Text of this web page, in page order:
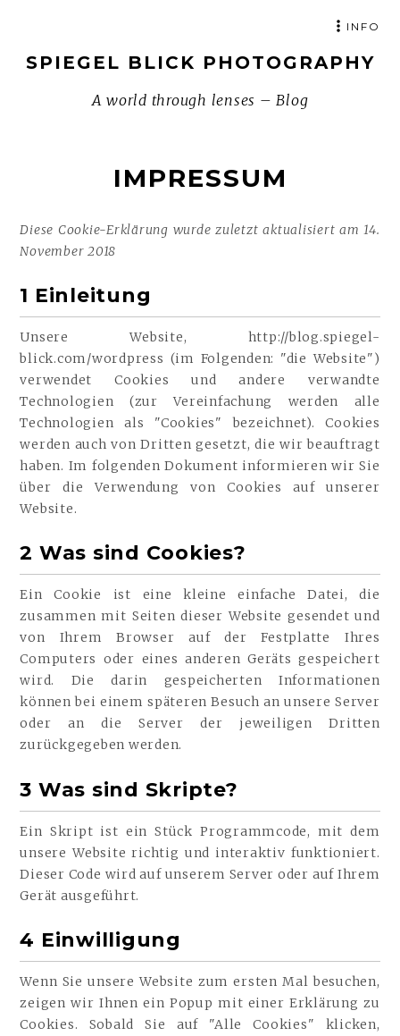
SPRINGEN
SPIEGEL BLICK PHOTOGRAPHY
A world through lenses – Blog
INFO
IMPRESSUM
Diese Cookie-Erklärung wurde zuletzt aktualisiert am 14.
November 2018
1 Einleitung
Unsere Website, http://blog.spiegel-
blick.com/wordpress (im Folgenden: "die Website")
verwendet Cookies und andere verwandte
Technologien (zur Vereinfachung werden alle
Technologien als "Cookies" bezeichnet). Cookies
werden auch von Dritten gesetzt, die wir beauftragt
haben. Im folgenden Dokument informieren wir Sie
über die Verwendung von Cookies auf unserer
Website.
2 Was sind Cookies?
Ein Cookie ist eine kleine einfache Datei, die
zusammen mit Seiten dieser Website gesendet und
von Ihrem Browser auf der Festplatte Ihres
Computers oder eines anderen Geräts gespeichert
wird. Die darin gespeicherten Informationen
können bei einem späteren Besuch an unsere Server
oder an die Server der jeweiligen Dritten
zurückgegeben werden.
3 Was sind Skripte?
Ein Skript ist ein Stück Programmcode, mit dem
unsere Website richtig und interaktiv funktioniert.
Dieser Code wird auf unserem Server oder auf Ihrem
Gerät ausgeführt.
4 Einwilligung
Wenn Sie unsere Website zum ersten Mal besuchen,
zeigen wir Ihnen ein Popup mit einer Erklärung zu
Cookies. Sobald Sie auf "Alle Cookies" klicken,